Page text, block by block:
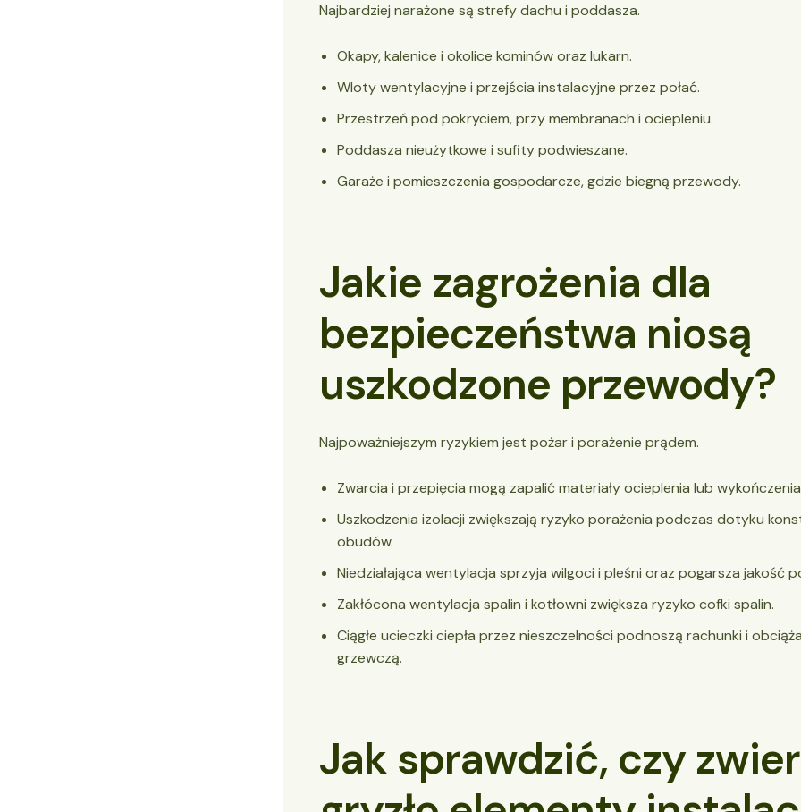
Najbardziej narażone są strefy dachu i poddasza.
Okapy, kalenice i okolice kominów oraz lukarn.
Wloty wentylacyjne i przejścia instalacyjne przez połać.
Przestrzeń pod pokryciem, przy membranach i ociepleniu.
Poddasza nieużytkowe i sufity podwieszane.
Garaże i pomieszczenia gospodarcze, gdzie biegną przewody.
Jakie zagrożenia dla
bezpieczeństwa niosą
uszkodzone przewody?
Najpoważniejszym ryzykiem jest pożar i porażenie prądem.
Zwarcia i przepięcia mogą zapalić materiały ocieplenia lub
Uszkodzenia izolacji zwiększają ryzyko porażenia podczas dotyku
obudów.
Niedziałająca wentylacja sprzyja wilgoci i pleśni oraz pogarsza jakość
Zakłócona wentylacja spalin i kotłowni zwiększa ryzyko cofki spalin.
Ciągłe ucieczki ciepła przez nieszczelności podnoszą rachunki i
grzewczą.
Jak sprawdzić, czy